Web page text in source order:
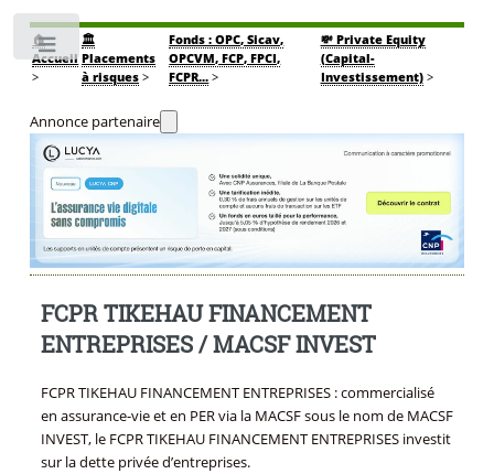
🏠
Accueil
>
🏛️
Placements
à risques>
Fonds : OPC, Sicav,
OPCVM, FCP, FPCI,
FCPR... >
💸 Private Equity
(Capital-
Investissement)>
Annonce partenaire
FCPR TIKEHAU FINANCEMENT
ENTREPRISES / MACSF INVEST
FCPR TIKEHAU FINANCEMENT ENTREPRISES : commercialisé
en assurance-vie et en PER via la MACSF sous le nom de MACSF
INVEST, le FCPR TIKEHAU FINANCEMENT ENTREPRISES investit
sur la dette privée d’entreprises.